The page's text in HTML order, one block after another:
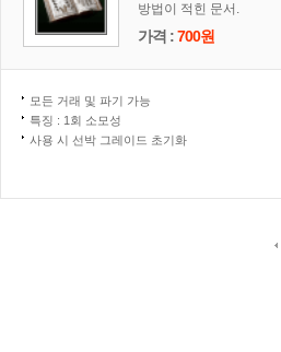
방법이 적힌 문서.
가격 :700원
모든 거래 및 파기 가능
특징 : 1회 소모성
사용 시 선박 그레이드 초기화